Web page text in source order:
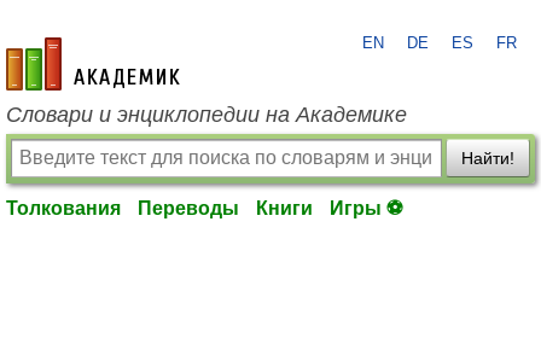
academic.ru
EN DE ES FR
Словари и энциклопедии на Академике
Найти!
Толкования Переводы Книги Игры ⚽